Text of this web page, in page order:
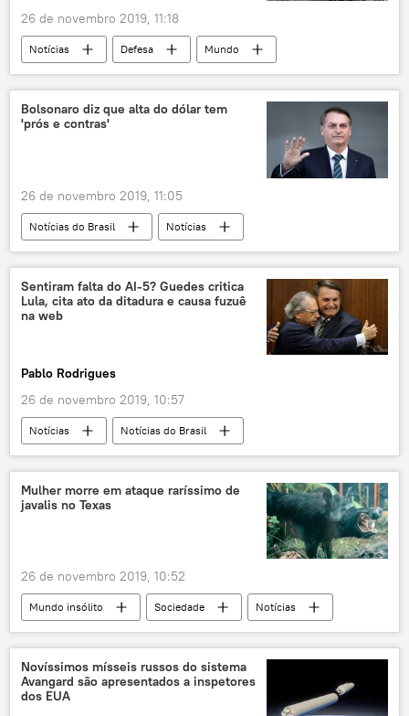
26 de novembro 2019, 11:18
Notícias Defesa
Mundo
Oriente Médio e África
S-400
F-16
testes
testes de mísseis Turquia
Bolsonaro diz que alta do dólar tem
'prós e contras'
26 de novembro 2019, 11:05
Notícias do Brasil
Notícias
Economia
Paulo Guedes
dólar
Jair Bolsonaro
Sentiram falta do AI-5? Guedes critica
Lula, cita ato da ditadura e causa fuzuê
na web
Pablo Rodrigues
26 de novembro 2019, 10:57
Notícias Notícias do Brasil
Mulher morre em ataque raríssimo de
javalis no Texas
26 de novembro 2019, 10:52
Mundo insólito Sociedade
Notícias
javali
morte idosos
Texas
mordida
ferida ataque
Novíssimos mísseis russos do sistema
Avangard são apresentados a inspetores
dos EUA